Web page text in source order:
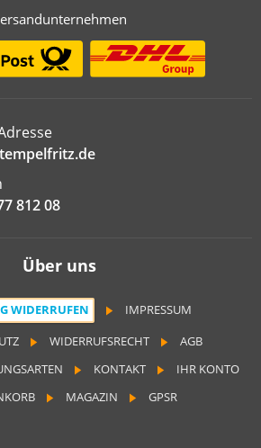
812 08
Über uns
WIDERRUFEN
IMPRESSUM
WIDERRUFSRECHT
AGB
KONTAKT
IHR KONTO
MAGAZIN GPSR